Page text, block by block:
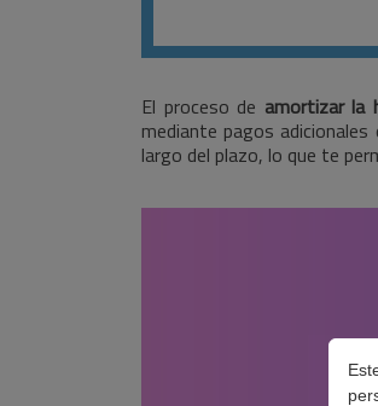
El proceso de amortizar la
mediante pagos
largo del plazo, lo que te